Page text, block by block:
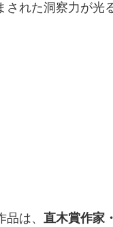
された洞察力が光
品は、直木賞作家